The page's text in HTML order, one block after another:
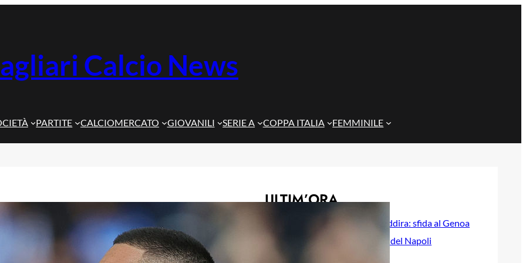
Calcio News
PARTITE CALCIOMERCATO GIOVANILI SERIE A COPPA ITALIA FEMMINILE
ULTIM’ORA
Cagliari su Cheddira: sfida al Genoa
per l’attaccante del Napoli